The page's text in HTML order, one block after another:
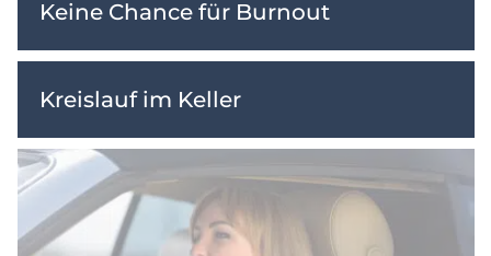
Keine Chance für Burnout
Kreislauf im Keller